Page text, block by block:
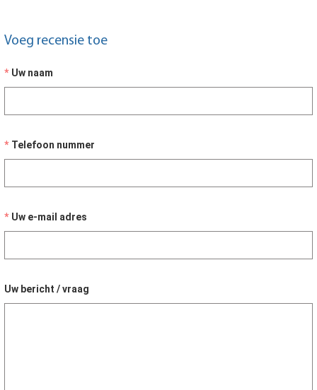
Voeg recensie toe
Uw naam
Telefoon nummer
Uw e-mail adres
Uw bericht / vraag